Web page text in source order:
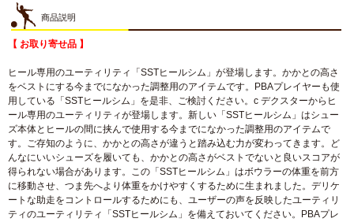
商品説明
【 お取り寄せ品 】
ヒール専用のユーティリティ「SSTヒールシム」が登場します。かかとの高さ
をベストにする今までになかった調整用のアイテムです。PBAプレイヤーも使
用している「SSTヒールシム」を是非、ご検討ください。c デクスターからヒ
ール専用のユーティリティが登場します。新しい「SSTヒールシム」はシュー
ズ本体とヒールの間に挟んで使用する今までになかった調整用のアイテムで
す。ご存知のように、かかとの高さが違うと踏み込む力が変わってきます。ど
んなにいいシューズを履いても、かかとの高さがベストでないと良いスコアが
得られない場合があります。この「SSTヒールシム」はボウラーの体重を前方
に移動させ、つま先へより体重をかけやすくするために生まれました。デリケ
ートな助走をコントロールするためにも、ユーザーの声を反映したユーティリ
ティのユーティリティ「SSTヒールシム」を備えておいてください。PBAプレ